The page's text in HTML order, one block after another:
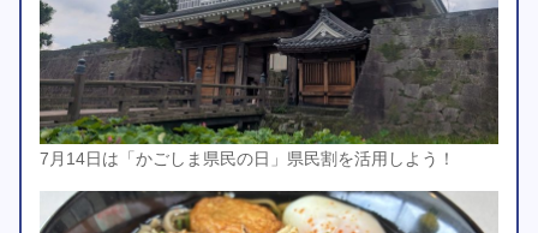
7月14日は「かごしま県民の日」県民割を活用しよう！